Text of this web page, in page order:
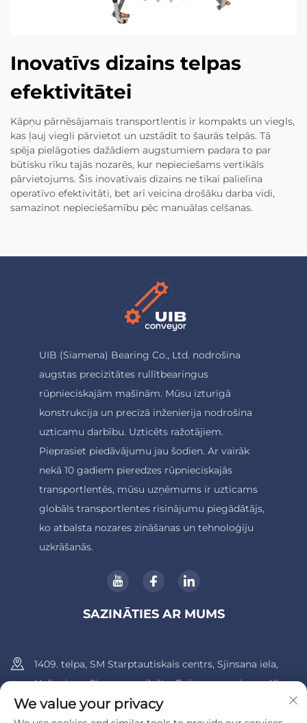
Inovatīvs dizains telpas
efektivitātei
Kāpņu pārnēsājamais transportlentis ir kompakts un viegls,
kas ļauj viegli pārvietot un uzstādīt to šaurās telpās. Tā
spēja pielāgoties dažādiem augstumiem padara to par
būtisku rīku tajās nozarēs, kur nepieciešams vertikāls
pārvietojums. Šis inovatīvais dizains ne tikai palielina
operatīvo efektivitāti, bet arī veicina drošāku darba vidi,
samazinot nepieciešamību pēc manuālas celšanas.
UIB (Siamena) Bearing Co., Ltd. nodrošina
augstas precizitātes rullītbearingus
rūpnieciskajām mašīnām. Mūsu izturīgā
konstrukcija un precīzā inženierija nodrošina
uzticamu darbību. Uzticēts ražotājiem.
Pieprasiet piedāvājumu jau šodien. Ar vairāk
nekā 10 gadiem pieredzes rūpnieciskajās
transportlentēs, mūsu uzņēmums ir uzticams
globāls transportlentes risinājumu piegādātājs,
ko atbalsta nozares zināšanas un tehnoloģiju
uzkrāšanās.
SAZINĀTIES AR MUMS
1409. telpa, SM Starptautiskais centrs, Sjinsana iela,
Huli rajons, Siamenas pilsēta, Fujianas provinces, Ķīna.
+86-13600956803
We value your privacy